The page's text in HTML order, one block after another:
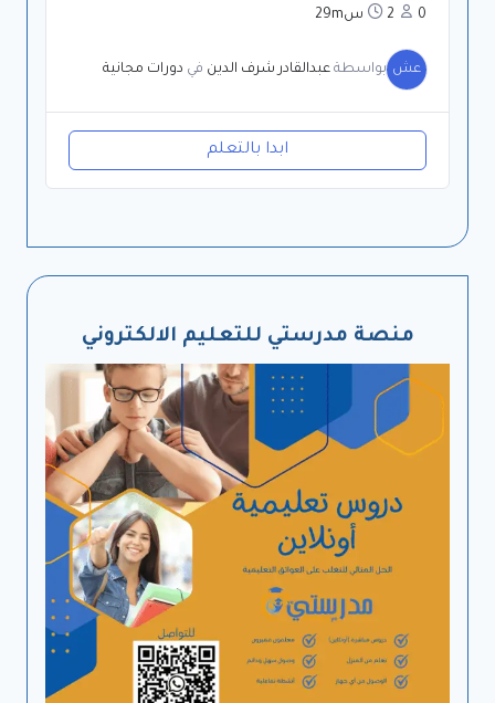
0 2س29m
عش بواسطة عبدالقادر شرف الدين في دورات مجانية
ابدا بالتعلم
منصة مدرستي للتعليم الالكتروني